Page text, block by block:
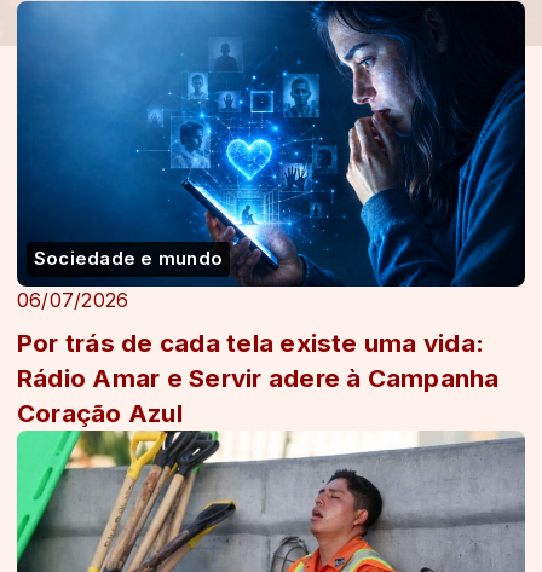
Sociedade e mundo
06/07/2026
Por trás de cada tela existe uma vida:
Rádio Amar e Servir adere à Campanha
Coração Azul